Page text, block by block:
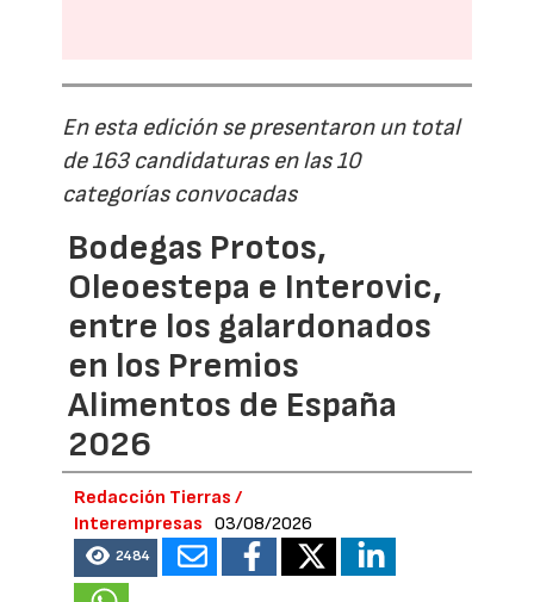
En esta edición se presentaron un total
de 163 candidaturas en las 10
categorías convocadas
Bodegas Protos,
Oleoestepa e Interovic,
entre los galardonados
en los Premios
Alimentos de España
2026
Redacción Tierras /
Interempresas
03/08/2026
2484